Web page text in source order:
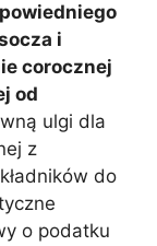
i
corocznej
od
ulgi dla
z
do
o podatku